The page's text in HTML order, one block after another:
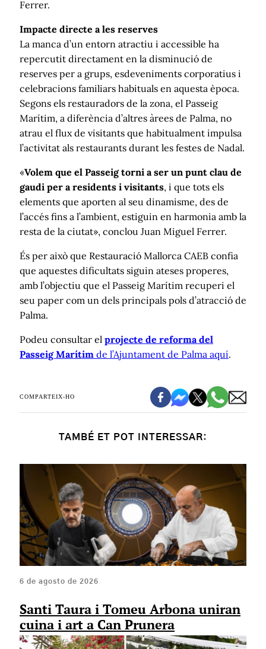
Ferrer.
Impacte directe a les reserves
La manca d’un entorn atractiu i accessible ha
repercutit directament en la disminució de
reserves per a grups, esdeveniments corporatius i
celebracions familiars habituals en aquesta època.
Segons els restauradors de la zona, el Passeig
Marítim, a diferència d’altres àrees de Palma, no
atrau el flux de visitants que habitualment impulsa
l’activitat als restaurants durant les festes de Nadal.
«Volem que el Passeig torni a ser un punt clau de
gaudi per a residents i visitants, i que tots els
elements que aporten al seu dinamisme, des de
l’accés fins a l’ambient, estiguin en harmonia amb la
resta de la ciutat», conclou Juan Miguel Ferrer.
És per això que Restauració Mallorca CAEB confia
que aquestes dificultats siguin ateses properes,
amb l’objectiu que el Passeig Marítim recuperi el
seu paper com un dels principals pols d’atracció de
Palma.
Podeu consultar el projecte de reforma del
Passeig Marítim de l’Ajuntament de Palma aquí.
COMPARTEIX-HO
TAMBÉ ET POT INTERESSAR:
6 de agosto de 2026
Santi Taura i Tomeu Arbona uniran
cuina i art a Can Prunera